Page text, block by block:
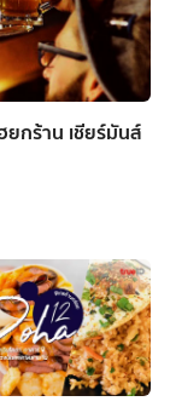
กร้าน เชียร์มันส์